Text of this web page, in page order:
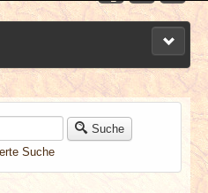
Suche
Suche